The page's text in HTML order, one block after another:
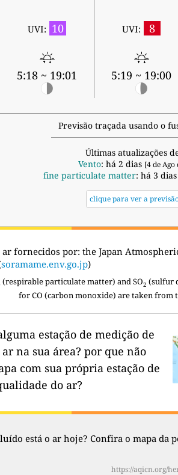
UVI: 10
5:18 ~ 19:01
UVI: 8
5:19 ~ 19:00
Previsão traçada usando o
Últimas atualizações
Vento: há 2 dias [4 de
fine particulate matter: há 3 dias
clique para ver a
ar fornecidos por: the Japan
soramame.env.go.jp)
(respirable particulate matter) and SO2 (sulfur
for CO (carbon monoxide) are taken from
estação de medição de
na sua área? por que não
com sua própria estação de
do ar?
está o ar hoje? Confira o mapa da
https://aqicn.org/